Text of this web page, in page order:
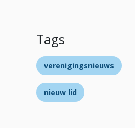
Tags
verenigingsnieuws
nieuw lid